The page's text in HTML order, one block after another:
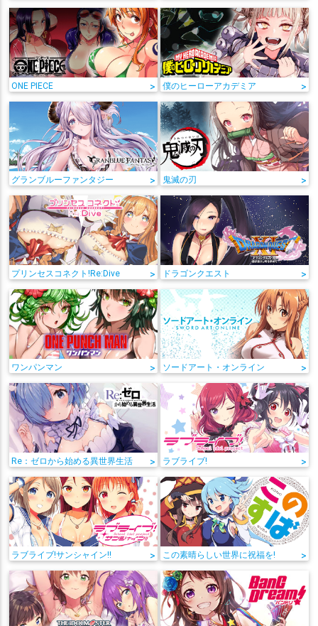
ONE PIECE > 僕のヒーローアカデミア >
グランブルーファンタジー > 鬼滅の刃 >
プリンセスコネクト!Re:Dive > ドラゴンクエスト >
ワンパンマン > ソードアート・オンライン >
Re：ゼロから始める異世界生活 > ラブライブ! >
ラブライブ!サンシャイン!! > この素晴らしい世界に祝福を! >